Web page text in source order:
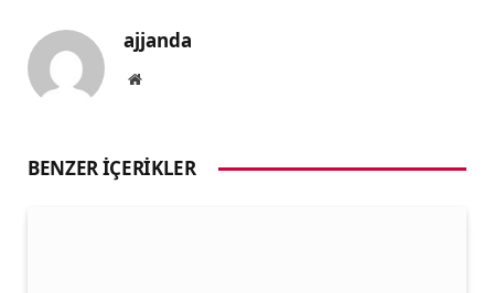
ajjanda
Website
BENZER İÇERIKLER